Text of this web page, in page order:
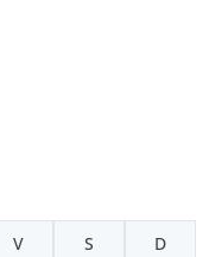
V S D